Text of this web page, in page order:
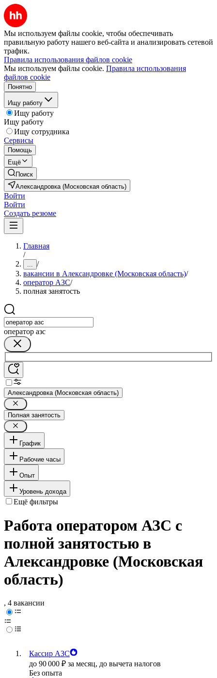
Мы используем файлы cookie, чтобы обеспечивать
правильную работу нашего веб-сайта и анализировать сетевой
трафик.
Правила использования файлов cookie
Мы используем файлы cookie. Правила использования
файлов cookie
Понятно
Ищу работу
Ищу работу
Ищу работу
Ищу сотрудника
Сервисы
Помощь
Ещё
Поиск
Александровка (Московская область)
Войти
Войти
Создать резюме
Главная
/
... /
вакансии в Александровке (Московская область)/
оператор АЗС/
полная занятость
оператор азс
Александровка (Московская область)
Полная занятость
График
Рабочие часы
Опыт
Уровень дохода
Ещё фильтры
Работа оператором АЗС с
полной занятостью в
Александровке (Московская
область)
, 4 вакансии
Кассир АЗС
до 90 000 ₽ за месяц, до вычета налогов
Без опыта